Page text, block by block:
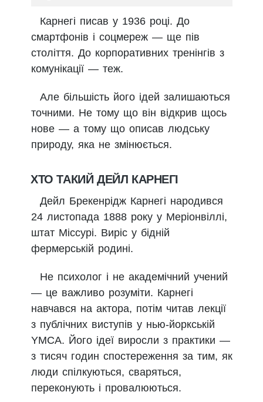
Карнегі писав у 1936 році. До
смартфонів і соцмереж — ще пів
століття. До корпоративних тренінгів з
комунікації — теж.
Але більшість його ідей залишаються
точними. Не тому що він відкрив щось
нове — а тому що описав людську
природу, яка не змінюється.
ХТО ТАКИЙ ДЕЙЛ КАРНЕГІ
Дейл Брекенрідж Карнегі народився
24 листопада 1888 року у Меріонвіллі,
штат Міссурі. Виріс у бідній
фермерській родині.
Не психолог і не академічний учений
— це важливо розуміти. Карнегі
навчався на актора, потім читав лекції
з публічних виступів у нью-йоркській
YMCA. Його ідеї виросли з практики —
з тисяч годин спостереження за тим, як
люди спілкуються, сваряться,
переконують і провалюються.